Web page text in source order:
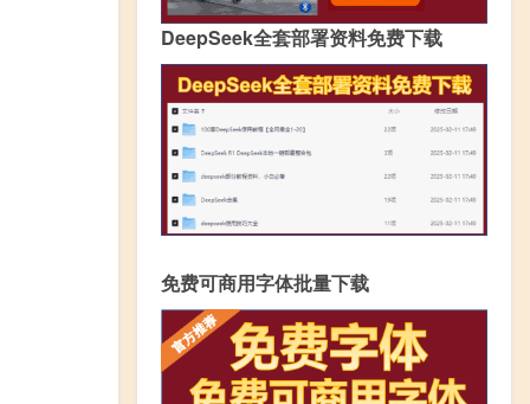
DeepSeek全套部署资料免费下载
免费可商用字体批量下载